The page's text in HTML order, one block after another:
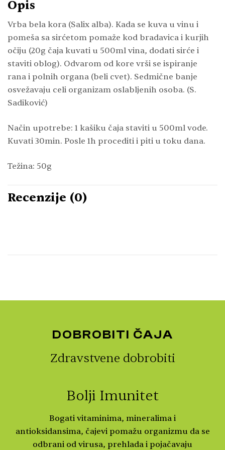
Opis
Vrba bela kora (Salix alba). Kada se kuva u vinu i
pomeša sa sirćetom pomaže kod bradavica i kurjih
očiju (20g čaja kuvati u 500ml vina, dodati sirće i
staviti oblog). Odvarom od kore vrši se ispiranje
rana i polnih organa (beli cvet). Sedmične banje
osvežavaju celi organizam oslabljenih osoba. (S.
Sadiković)
Način upotrebe: 1 kašiku čaja staviti u 500ml vode.
Kuvati 30min. Posle 1h procediti i piti u toku dana.
Težina: 50g
Recenzije (0)
DOBROBITI ČAJA
Zdravstvene dobrobiti
Bolji Imunitet
Bogati vitaminima, mineralima i
antioksidansima, čajevi pomažu organizmu da se
odbrani od virusa, prehlada i pojačavaju